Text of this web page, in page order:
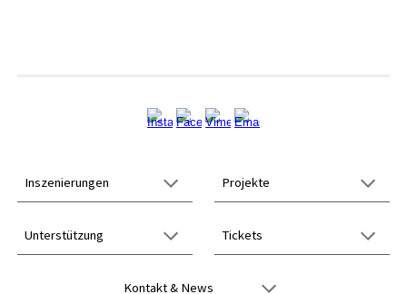
Inszenierungen Projekte
Unterstützung Tickets
Kontakt& News